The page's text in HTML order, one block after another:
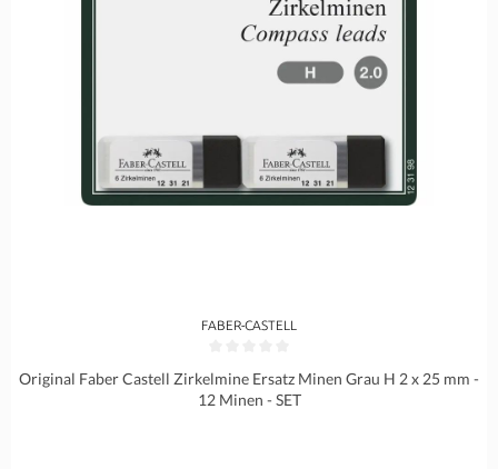
FABER-CASTELL
Original Faber Castell Zirkelmine Ersatz Minen Grau H 2 x 25 mm -
12 Minen - SET